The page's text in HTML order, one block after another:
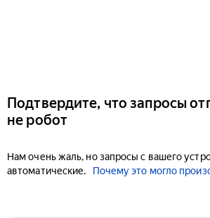
Подтвердите, что запросы
не робот
Нам очень жаль, но запросы с вашего
автоматические.
Почему это могло